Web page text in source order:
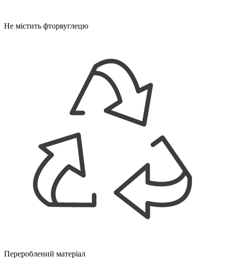
Не містить фторвуглецю
Перероблений матеріал